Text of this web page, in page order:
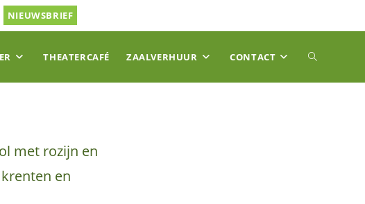
NIEUWSBRIEF
THEATERCAFÉ ZAALVERHUUR CONTACT TOGGLE
met rozijn en
en